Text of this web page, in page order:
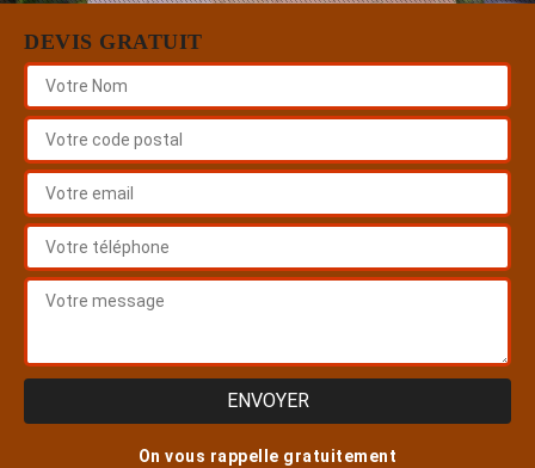
DEVIS GRATUIT
On vous rappelle gratuitement